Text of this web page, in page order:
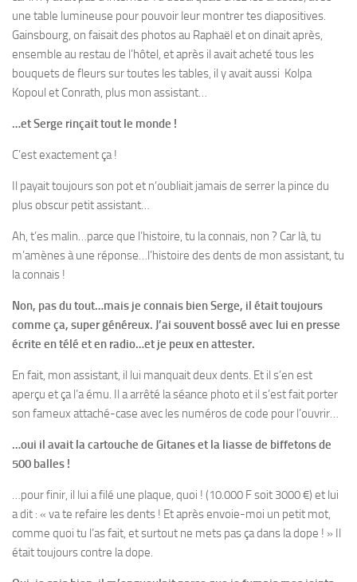
une table lumineuse pour pouvoir leur montrer tes diapositives.
Gainsbourg, on faisait des photos au Raphaël et on dinait après,
ensemble au restau de l’hôtel, et après il avait acheté tous les
bouquets de fleurs sur toutes les tables, il y avait aussi Kolpa
Kopoul et Conrath, plus mon assistant…
…et Serge rinçait tout le monde !
C’est exactement ça !
Il payait toujours son pot et n’oubliait jamais de serrer la pince du
plus obscur petit assistant…
Ah, t’es malin…parce que l’histoire, tu la connais, non ? Car là, tu
m’amènes à une réponse…l’histoire des dents de mon assistant, tu
la connais !
Non, pas du tout…mais je connais bien Serge, il était toujours
comme ça, super généreux. J’ai souvent bossé avec lui en presse
écrite en télé et en radio…et je peux en attester.
En fait, mon assistant, il lui manquait deux dents. Et il s’en est
aperçu et ça l’a ému. Il a arrêté la séance photo et il s’est fait porter
son fameux attaché-case avec les numéros de code pour l’ouvrir…
…oui il avait la cartouche de Gitanes et la liasse de biffetons de
500 balles !
…pour finir, il lui a filé une plaque, quoi ! (10.000 F soit 3000 €) et lui
a dit : « va te refaire les dents ! Et après envoie-moi un petit mot,
comme quoi tu l’as fait, et surtout ne mets pas ça dans la dope ! » Il
était toujours contre la dope.